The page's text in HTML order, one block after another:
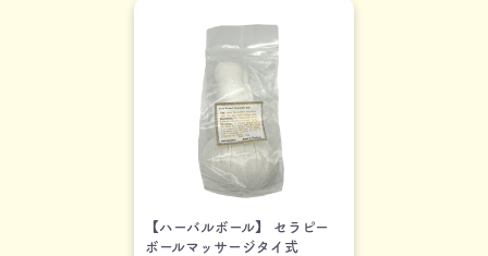
【ハーバルボール】 セラピー
ボールマッサージタイ式